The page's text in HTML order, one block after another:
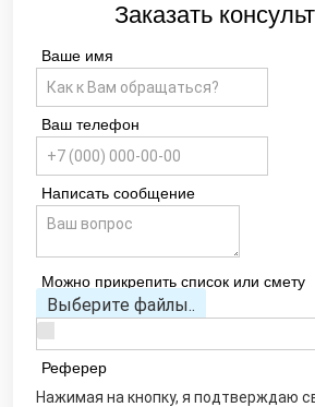
Заказать
Ваше имя
Ваш телефон
Написать сообщение
Можно прикрепить список или смету
Выберите файлы..
Реферер
Нажимая на кнопку, я подтверждаю